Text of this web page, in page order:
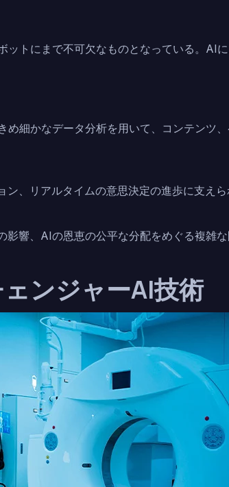
トにまで不可欠なものとなっている。AI
細かなデータ分析を用いて、コンテンツ
、リアルタイムの意思決定の進歩に支え
響、AIの恩恵の公平な分配をめぐる複雑
ンジャーAI技術